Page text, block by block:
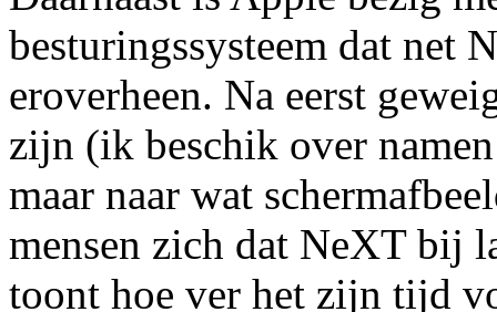
besturingssysteem dat net
eroverheen. Na eerst
zijn (ik beschik over
maar naar wat
mensen zich dat NeXT bij
toont hoe ver het zijn tijd